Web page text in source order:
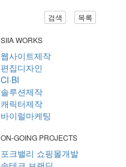
검색 목록
SIIA WORKS
웹사이트제작
편집디자인
CI·BI
솔루션제작
캐릭터제작
바이럴마케팅
ON-GOING PROJECTS
포크밸리 쇼핑몰개발